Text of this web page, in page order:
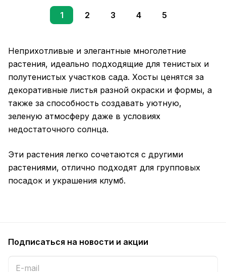
1 2 3 4 5
Неприхотливые и элегантные многолетние
растения, идеально подходящие для тенистых и
полутенистых участков сада. Хосты ценятся за
декоративные листья разной окраски и формы, а
также за способность создавать уютную,
зеленую атмосферу даже в условиях
недостаточного солнца.
Эти растения легко сочетаются с другими
растениями, отлично подходят для групповых
посадок и украшения клумб.
Подписаться на новости и акции